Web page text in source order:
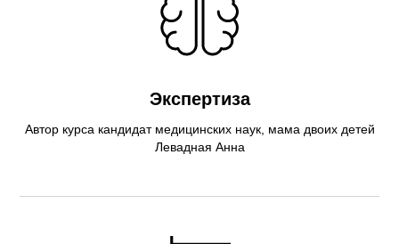
Экспертиза
Автор курса кандидат медицинских наук, мама двоих детей
Левадная Анна